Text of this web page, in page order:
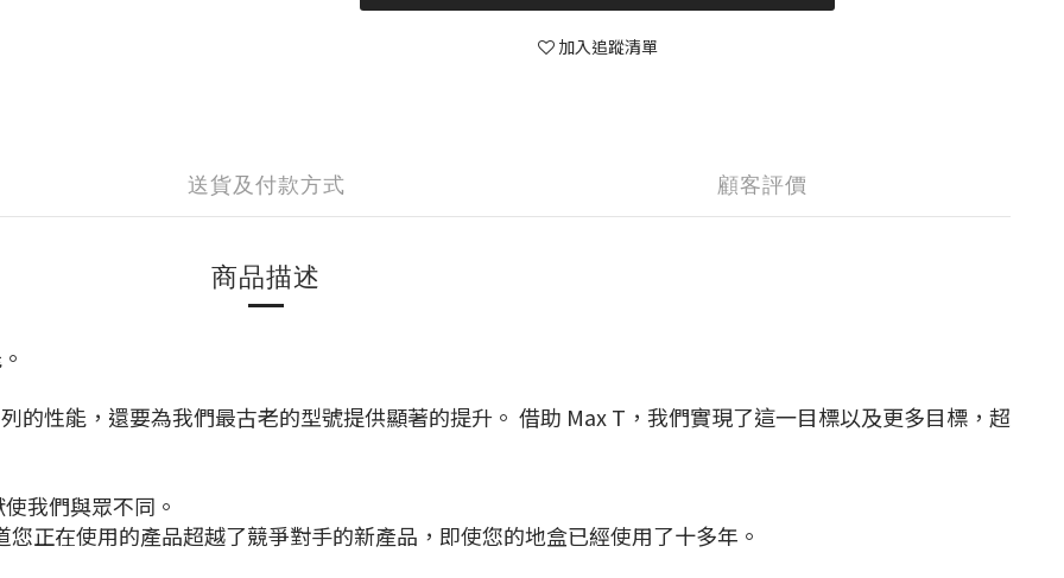
加入追蹤清單
送貨及付款方式 顧客評價
商品描述
性能，還要為我們最古老的型號提供顯著的提升。 借助 Max T，我們實現了這一目標以及更多目標，超
我們與眾不同。
正在使用的產品超越了競爭對手的新產品，即使您的地盒已經使用了十多年。